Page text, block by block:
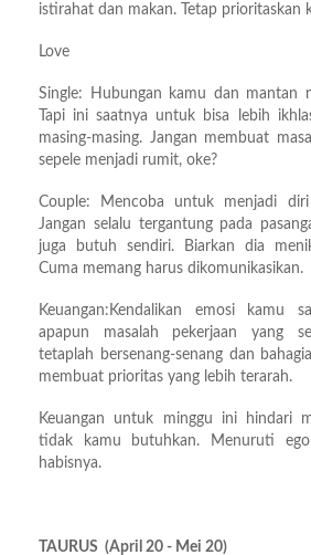
istirahat dan makan. Tetap prioritaskan
Love
Single: Hubungan kamu dan mantan
Tapi ini saatnya untuk bisa lebih
masing-masing. Jangan membuat
sepele menjadi rumit, oke?
Couple: Mencoba untuk menjadi
Jangan selalu tergantung pada
juga butuh sendiri. Biarkan dia
Cuma memang harus dikomunikasikan.
Keuangan:Kendalikan emosi kamu
apapun masalah pekerjaan yang
tetaplah bersenang-senang dan
membuat prioritas yang lebih terarah.
Keuangan untuk minggu ini hindari
tidak kamu butuhkan. Menuruti
habisnya.
TAURUS (April 20 - Mei 20)